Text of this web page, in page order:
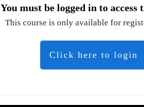
You must be logged in to access
This course is only available for
Click here to login